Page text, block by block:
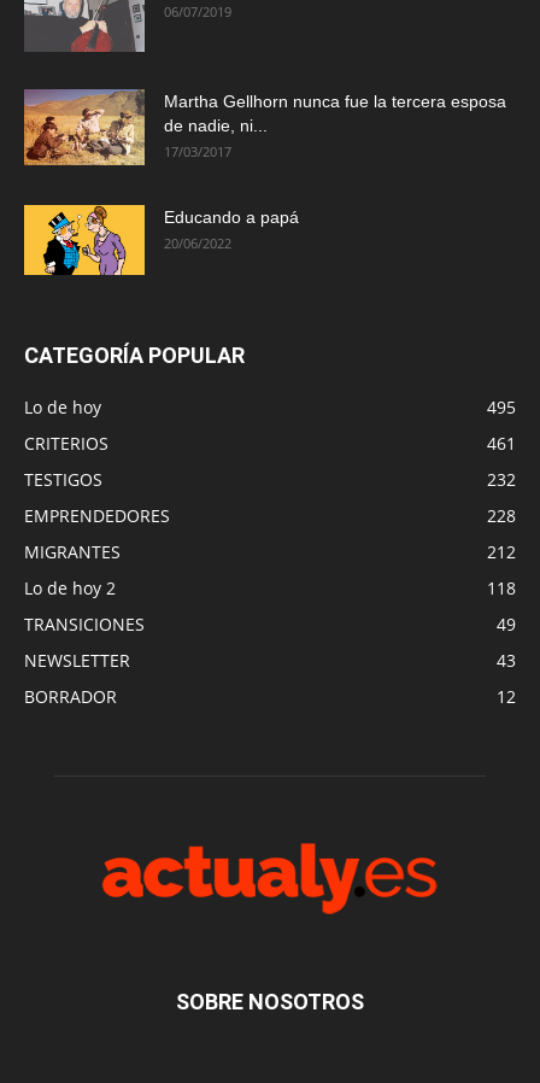
06/07/2019
Martha Gellhorn nunca fue la tercera esposa
de nadie, ni...
17/03/2017
Educando a papá
20/06/2022
CATEGORÍA POPULAR
Lo de hoy
495
CRITERIOS
461
TESTIGOS
232
EMPRENDEDORES
228
MIGRANTES
212
Lo de hoy 2
118
TRANSICIONES
49
NEWSLETTER
43
BORRADOR
12
SOBRE NOSOTROS